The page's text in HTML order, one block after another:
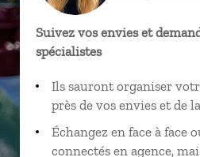
Suivez vos envies et
spécialistes
Ils sauront organiser
près de vos envies et de
Échangez en face à face
connectés en agence,